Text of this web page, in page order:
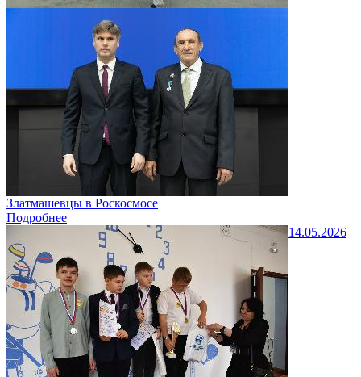
Златмашевцы в Роскосмосе
Подробнее
14.05.2026